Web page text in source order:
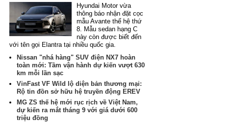
Hyundai Motor vừa
thông báo nhận đặt cọc
mẫu Avante thế hệ thứ
8. Mẫu sedan hạng C
này còn được biết đến
với tên gọi Elantra tại nhiều quốc gia.
Nissan "nhá hàng" SUV điện NX7 hoàn
toàn mới: Tầm vận hành dự kiến vượt 630
km mỗi lần sạc
VinFast VF Wild lộ diện bản thương mại:
Rộ tin đồn sở hữu hệ truyền động EREV
MG ZS thế hệ mới rục rịch về Việt Nam,
dự kiến ra mắt tháng 9 với giá dưới 600
triệu đồng